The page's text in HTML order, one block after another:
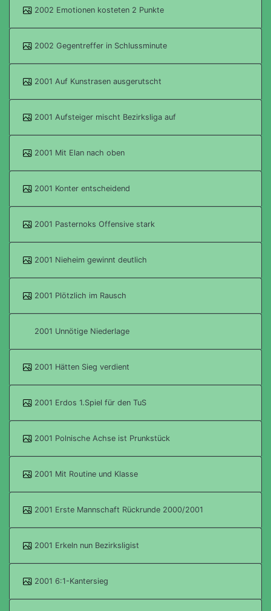
2002 Emotionen kosteten 2 Punkte
2002 Gegentreffer in Schlussminute
2001 Auf Kunstrasen ausgerutscht
2001 Aufsteiger mischt Bezirksliga auf
2001 Mit Elan nach oben
2001 Konter entscheidend
2001 Pasternoks Offensive stark
2001 Nieheim gewinnt deutlich
2001 Plötzlich im Rausch
2001 Unnötige Niederlage
2001 Hätten Sieg verdient
2001 Erdos 1.Spiel für den TuS
2001 Polnische Achse ist Prunkstück
2001 Mit Routine und Klasse
2001 Erste Mannschaft Rückrunde 2000/2001
2001 Erkeln nun Bezirksligist
2001 6:1-Kantersieg